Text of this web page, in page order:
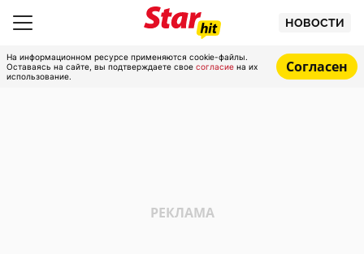
НОВОСТИ
На информационном ресурсе применяются cookie-файлы.
Оставаясь на сайте, вы подтверждаете свое согласие на их
использование.
Согласен